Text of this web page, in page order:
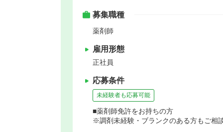
募集職種
薬剤師
雇用形態
正社員
応募条件
未経験者も応募可能
■薬剤師免許をお持ちの方
※調剤未経験・ブランクのある方もご相